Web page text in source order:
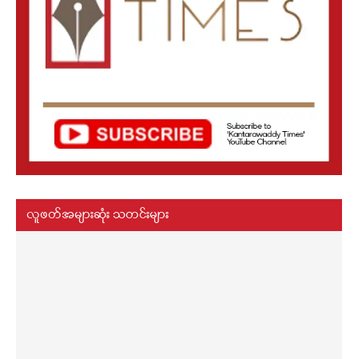
လူဖတ်အများဆုံး သတင်းများ